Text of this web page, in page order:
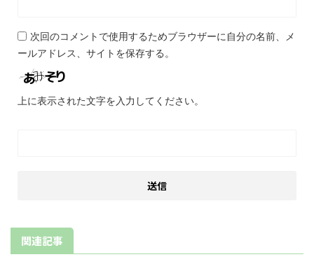
次回のコメントで使用するためブラウザーに自分の名前、メ
ールアドレス、サイトを保存する。
上に表示された文字を入力してください。
関連記事